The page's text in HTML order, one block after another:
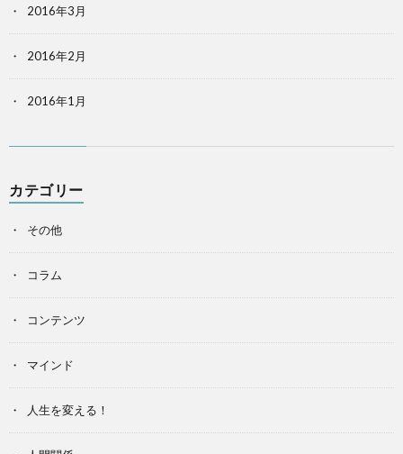
2016年3月
2016年2月
2016年1月
カテゴリー
その他
コラム
コンテンツ
マインド
人生を変える！